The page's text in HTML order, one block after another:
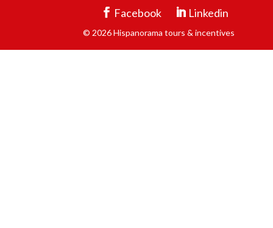
Facebook Linkedin
© 2026 Hispanorama tours & incentives